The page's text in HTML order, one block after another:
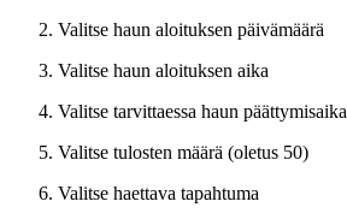
Valitse haun aloituksen päivämäärä
Valitse haun aloituksen aika
Valitse tarvittaessa haun päättymisaika
Valitse tulosten määrä (oletus 50)
Valitse haettava tapahtuma